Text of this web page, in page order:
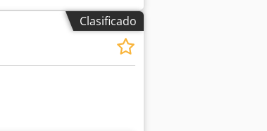
Clasificado